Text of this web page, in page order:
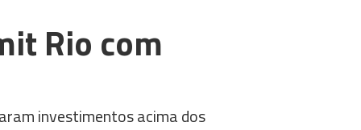
Rio com
investimentos acima dos